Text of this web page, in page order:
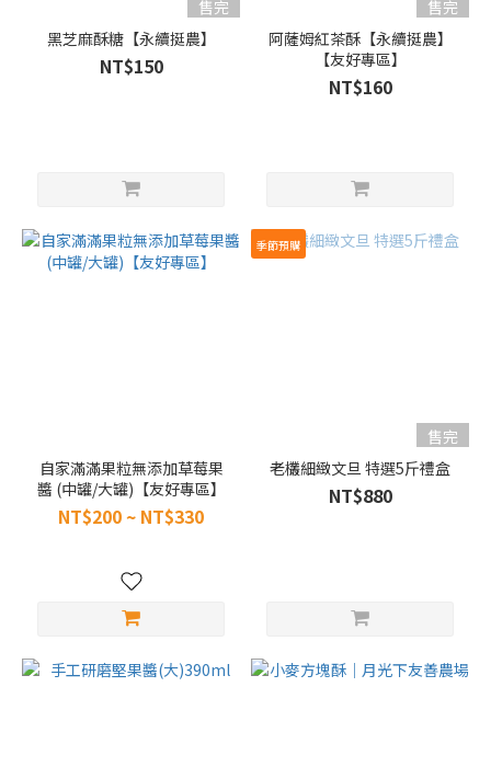
售完
黑芝麻酥糖【永續挺農】
NT$150
售完
阿薩姆紅茶酥【永續挺農】
【友好專區】
NT$160
自家滿滿果粒無添加草莓果
醬 (中罐/大罐)【友好專區】
NT$200 ~ NT$330
季節預購
售完
老欉細緻文旦 特選5斤禮盒
NT$880